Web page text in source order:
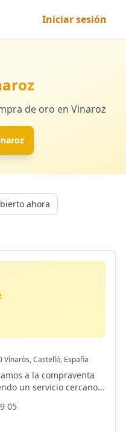
Iniciar sesión
de oro en Vinaroz
ahora
Castelló, España
a la compraventa
un servicio cercano y
de metales,
y transparentes.
05